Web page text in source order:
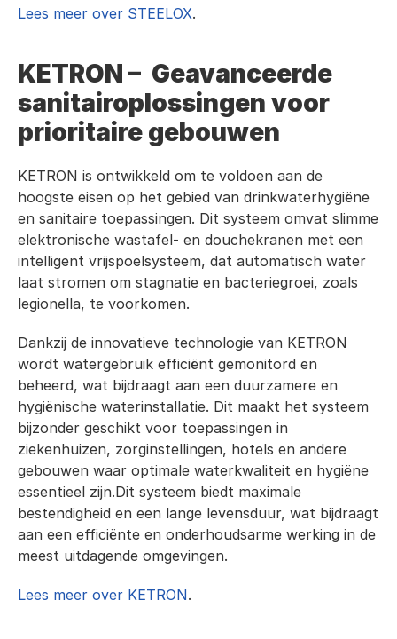
Lees meer over STEELOX.
KETRON –  Geavanceerde
sanitairoplossingen voor
prioritaire gebouwen
KETRON is ontwikkeld om te voldoen aan de
hoogste eisen op het gebied van drinkwaterhygiëne
en sanitaire toepassingen. Dit systeem omvat slimme
elektronische wastafel- en douchekranen met een
intelligent vrijspoelsysteem, dat automatisch water
laat stromen om stagnatie en bacteriegroei, zoals
legionella, te voorkomen.
Dankzij de innovatieve technologie van KETRON
wordt watergebruik efficiënt gemonitord en
beheerd, wat bijdraagt aan een duurzamere en
hygiënische waterinstallatie. Dit maakt het systeem
bijzonder geschikt voor toepassingen in
ziekenhuizen, zorginstellingen, hotels en andere
gebouwen waar optimale waterkwaliteit en hygiëne
essentieel zijn.Dit systeem biedt maximale
bestendigheid en een lange levensduur, wat bijdraagt
aan een efficiënte en onderhoudsarme werking in de
meest uitdagende omgevingen.
Lees meer over KETRON.